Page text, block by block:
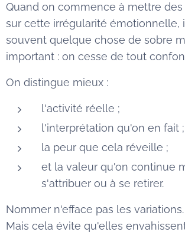
Quand on commence à mettre
sur cette irrégularité émotionnelle,
souvent quelque chose de sobre
important : on cesse de tout
On distingue mieux :
l'activité réelle ;
l'interprétation qu'on en fait ;
la peur que cela réveille ;
et la valeur qu'on continue
s'attribuer ou à se retirer.
Nommer n'efface pas les variations.
Mais cela évite qu'elles